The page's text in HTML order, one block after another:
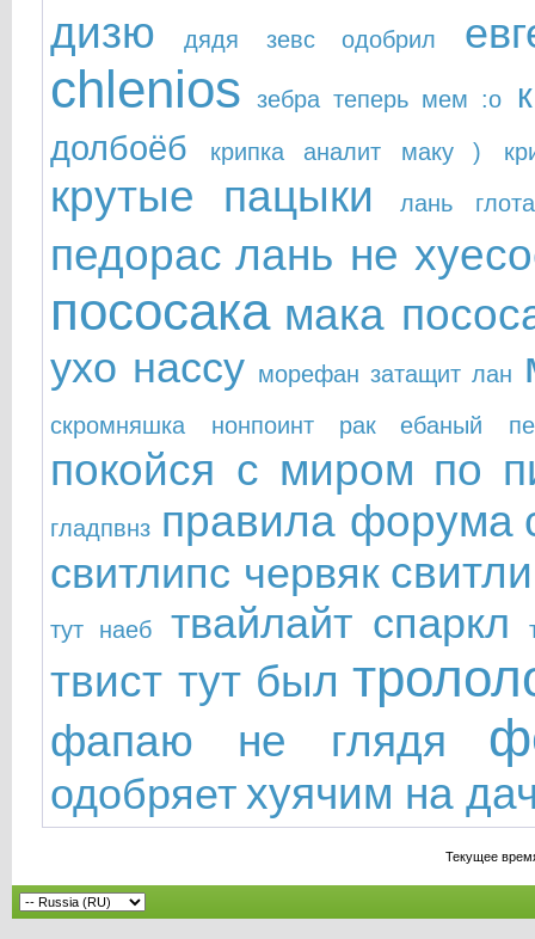
дизю дядя зевс одобрил
chlenios зебра теперь мем :о
долбоёб
крипка аналит маку )
крутые пацыки лань
педорас лань не
пососака мака
ухо нассу морефан затащит лан
скромняшка нонпоинт рак ебаный
покойся с миром по
гладпвнз правила форума
свитлипс червяк
тут наеб твайлайт спаркл
твист тут был
фапаю не глядя
одобряет хуячим на
Текущее